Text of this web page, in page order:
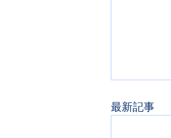
最新記事